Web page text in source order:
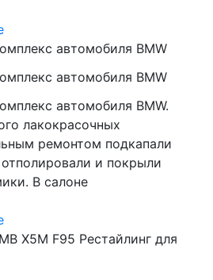
автомобиля BMW
автомобиля BMW
автомобиля BMW.
лакокрасочных
ремонтом подкапали
и покрыли
В салоне
Х5М F95 Рестайлинг для